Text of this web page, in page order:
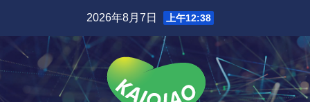
容
2026年8月7日 上午12:38